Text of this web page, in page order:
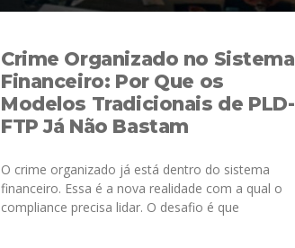
Crime Organizado no Sistema
Financeiro: Por Que os
Modelos Tradicionais de PLD-
FTP Já Não Bastam
O crime organizado já está dentro do sistema
financeiro. Essa é a nova realidade com a qual o
compliance precisa lidar. O desafio é que